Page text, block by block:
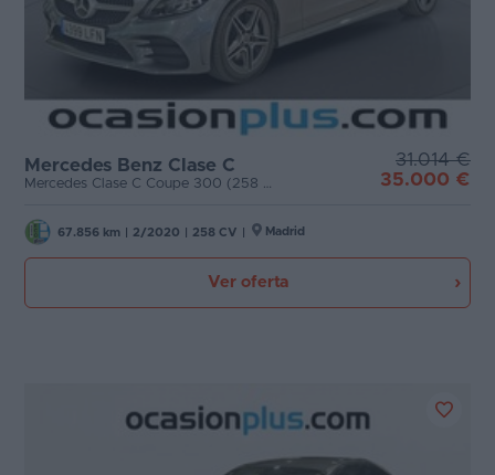
Mercedes Benz Clase C
Mercedes Clase C Coupe 300 (258 CV) Pack AMG
31.014 €
35.000 €
67.856 km 2/2020 258 CV Madrid
Ver oferta